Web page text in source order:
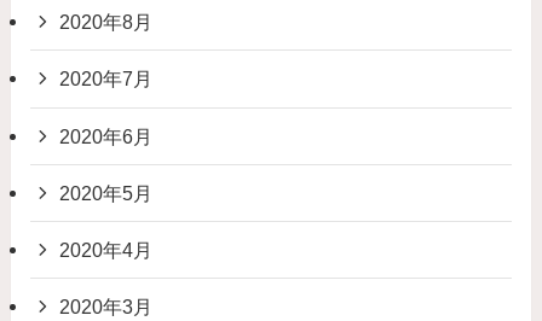
2020年8月
2020年7月
2020年6月
2020年5月
2020年4月
2020年3月